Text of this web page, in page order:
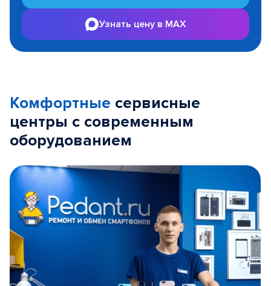
Узнать цену в MAX
Комфортные сервисные
центры с современным
оборудованием